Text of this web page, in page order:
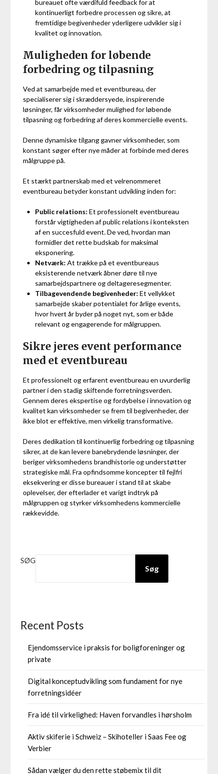
bureauet ofte værdifuld feedback for at
kontinuerligt forbedre processen og sikre, at
fremtidige begivenheder yderligere udvikler sig i
kvalitet og innovation.
Muligheden for løbende
forbedring og tilpasning
Ved at samarbejde med et eventbureau, der
specialiserer sig i skræddersyede, inspirerende
løsninger, får virksomheder mulighed for løbende
tilpasning og forbedring af deres kommercielle events.
Denne dynamiske tilgang gavner virksomheder, som
konstant søger efter nye måder at forbinde med deres
målgruppe på.
Et stærkt partnerskab med et velrenommeret
eventbureau betyder konstant udvikling inden for:
Public relations: Et professionelt eventbureau
forstår vigtigheden af public relations i konteksten
af en succesfuld event. De ved, hvordan man
formidler det rette budskab for maksimal
eksponering.
Netværk: At trække på et eventbureaus
eksisterende netværk åbner døre til nye
samarbejdspartnere og deltageresegmenter.
Tilbagevendende begivenheder: Et vellykket
samarbejde skaber potentialet for årlige events,
hvor hvert år byder på noget nyt, som er både
relevant og engagerende for målgruppen.
Sikre jeres event performance
med et eventbureau
Et professionelt og erfarent eventbureau en uvurderlig
partner i den stadig skiftende forretningsverden.
Gennem deres ekspertise og fordybelse i innovation og
kvalitet kan virksomheder se frem til begivenheder, der
ikke blot er effektive, men virkelig transformative.
Deres dedikation til kontinuerlig forbedring og tilpasning
sikrer, at de kan levere banebrydende løsninger, der
beriger virksomhedens brandhistorie og understøtter
strategiske mål. Fra opfindsomme koncepter til fejlfri
eksekvering er disse bureauer i stand til at skabe
oplevelser, der efterlader et varigt indtryk på
målgruppen og styrker virksomhedens kommercielle
rækkevidde.
SØG
Søg
Recent Posts
Ejendomsservice i praksis for boligforeninger og
private
Digital konceptudvikling som fundament for nye
forretningsidéer
Fra idé til virkelighed: Haven forvandles i hørsholm
Aktiv skiferie i Schweiz – Skihoteller i Saas Fee og
Verbier
Sådan vælger du den rette støbemix til dit